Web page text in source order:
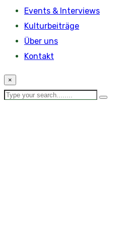
Events & Interviews
Kulturbeiträge
Über uns
Kontakt
×